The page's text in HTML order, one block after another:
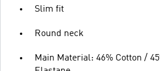
Slim fit
Round neck
Main Material: 46% Cotton /